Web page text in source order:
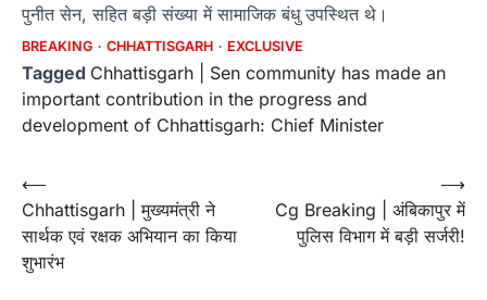
पुनीत सेन, सहित बड़ी संख्या में सामाजिक बंधु उपस्थित थे।
BREAKING CHHATTISGARH EXCLUSIVE
Tagged Chhattisgarh | Sen community has made an
important contribution in the progress and
development of Chhattisgarh: Chief Minister
Post
navigation
⟵
Chhattisgarh | मुख्यमंत्री ने
सार्थक एवं रक्षक अभियान का किया
शुभारंभ
Cg Breaking | अंबिकापुर में
पुलिस विभाग में बड़ी सर्जरी!
⟶